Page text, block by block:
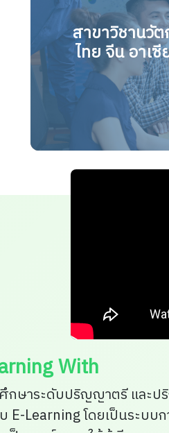
สาขาวิชานวั
ไทย จีน อาเ
With
กษาระดับปริญญาตรี และป
E-Learning โดยเป็นระบบ